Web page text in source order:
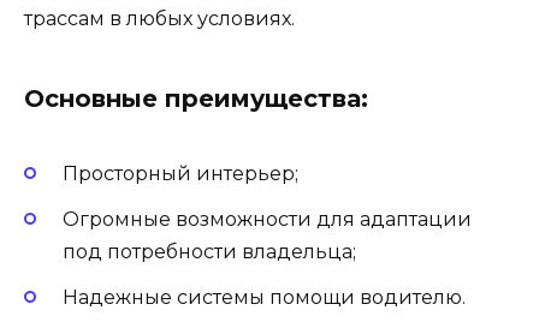
трассам в любых условиях.
Основные преимущества:
Просторный интерьер;
Огромные возможности для адаптации
под потребности владельца;
Надежные системы помощи водителю.